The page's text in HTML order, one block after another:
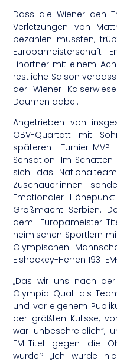
Dass die Wiener den
Verletzungen von
bezahlen mussten,
Europameisterschaft
Linortner mit einem
restliche Saison
der Wiener
Daumen dabei.
Angetrieben von
ÖBV-Quartatt mit
späteren Turnier-
Sensation. Im
sich das
Zuschauer:innen
Emotionaler
Großmacht Serbien.
dem Europameister-
heimischen Sportlern
Olympischen
Eishockey-Herren 1931
„Das wir uns nach
Olympia-Quali als
und vor eigenem
der größten Kulisse,
war unbeschreiblich“,
EM-Titel gegen die
würde? „Ich würde